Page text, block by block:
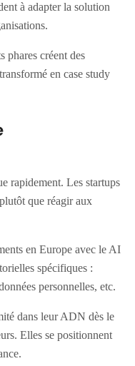
à adapter la solution
phares créent des
en case study
rapidement. Les startups
que réagir aux
en Europe avec le AI
spécifiques :
personnelles, etc.
dans leur ADN dès le
Elles se positionnent